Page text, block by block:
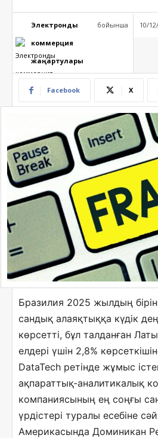
Электрондық
коммерция
жаңартулары
бойынша 10/
Facebook X
Бразилия 2025 жылдың
сандық алаяқтыққа күдік
көрсетті, бұл талданған
елдері үшін 2,8%
DataTech ретінде жұмыс
ақпараттық-аналитикалық
компаниясының ең соңғы
үрдістері туралы есебіне
Америкасында Доминикан